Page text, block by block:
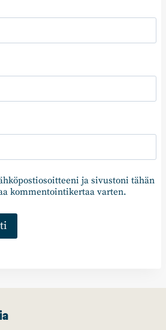
ja sivustoni tähän
kommentointikertaa varten.